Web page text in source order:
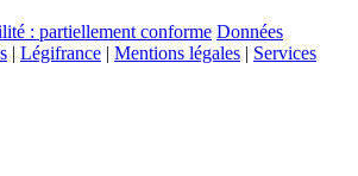
: partiellement conforme Données
| Légifrance | Mentions légales | Services